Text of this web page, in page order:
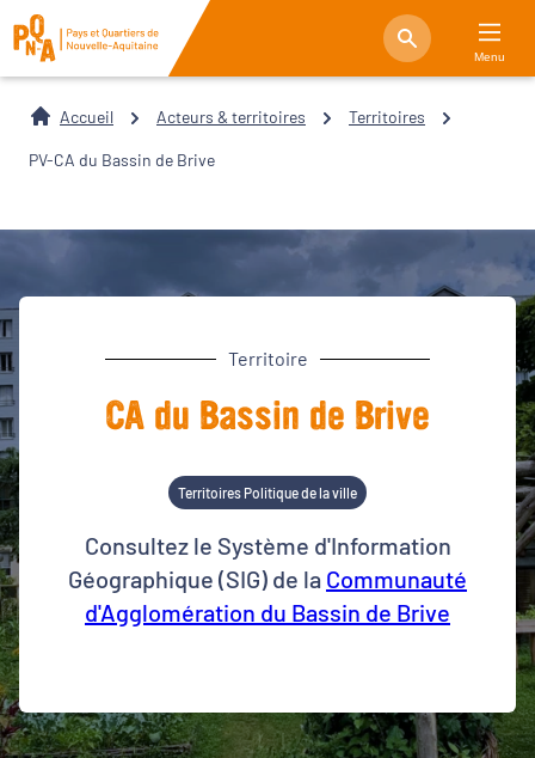
Menu
Accueil Acteurs & territoires Territoires
PV-CA du Bassin de Brive
Territoire
CA du Bassin de Brive
Territoires Politique de la ville
Consultez le Système d'Information
Géographique (SIG) de la Communauté
d'Agglomération du Bassin de Brive